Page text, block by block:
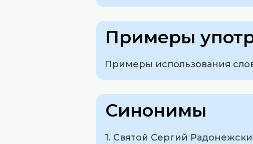
Примеры
Примеры использования
Синонимы
1. Святой Сергий